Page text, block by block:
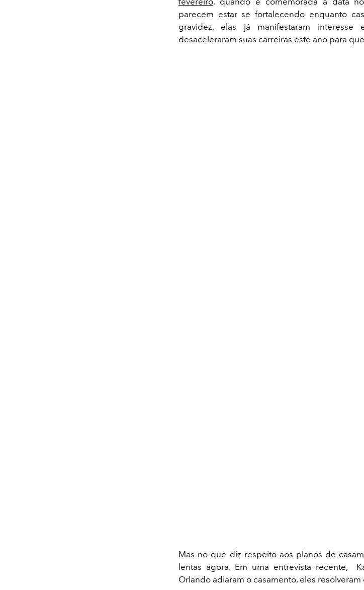
parecem estar se fortalecendo enquanto
gravidez, elas já manifestaram
desaceleraram suas carreiras este ano para
Mas no que diz respeito aos planos de
lentas agora. Em uma entrevista recente,
Orlando adiaram o casamento, eles